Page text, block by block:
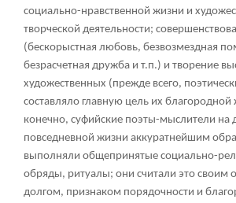
социально-нравственной жизни и
творческой деятельности;
(бескорыстная любовь, безвозмездная
безрасчетная дружба и т.п.) и творение
художественных (прежде всего,
составляло главную цель их
конечно, суфийские поэты-мыслители на
повседневной жизни аккуратнейшим
выполняли общепринятые социально-
обряды, ритуалы; они считали это своим
долгом, признаком порядочности и